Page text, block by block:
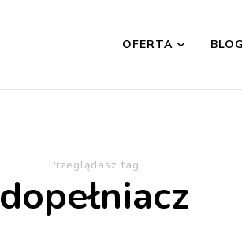
OFERTA BLOG
Przeglądasz tag
dopełniacz